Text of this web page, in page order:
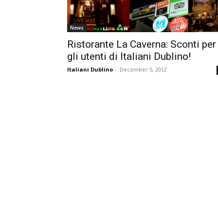
News
Ristorante La Caverna: Sconti per
gli utenti di Italiani Dublino!
Italiani Dublino - December 5, 2012